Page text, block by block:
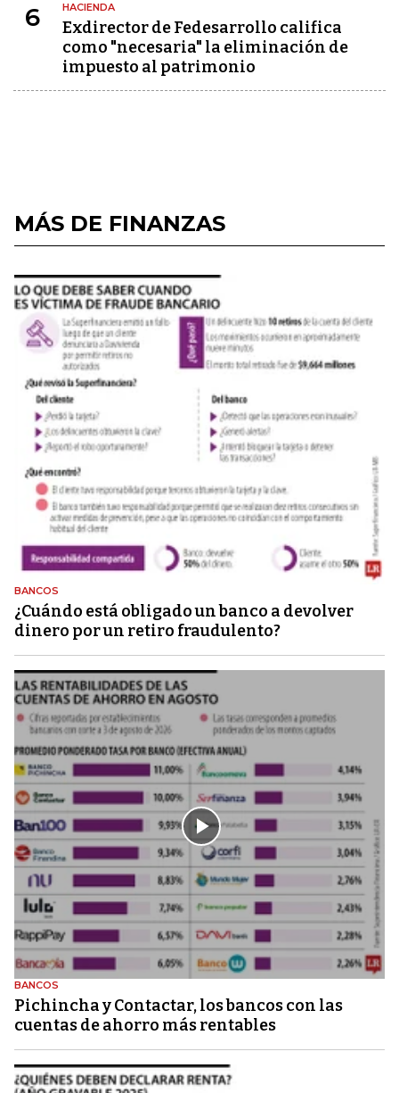
6 HACIENDA
Exdirector de Fedesarrollo califica
como "necesaria" la eliminación de
impuesto al patrimonio
MÁS DE FINANZAS
BANCOS
¿Cuándo está obligado un banco a devolver
dinero por un retiro fraudulento?
BANCOS
Pichincha y Contactar, los bancos con las
cuentas de ahorro más rentables